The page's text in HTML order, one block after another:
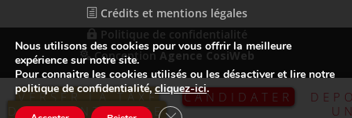
VERSER LA TAXE
D’APPRENTISSAGE
CANDIDATER
Crédits et mentions légales
Politique de confidentialité
Conception Agence CosiWeb
Nous utilisons des cookies pour vous offrir la meilleure
expérience sur notre site.
Pour connaitre les cookies utilisés ou les désactiver et lire notre
politique de confidentialité,cliquez-ici.
Fermer la bannière des cookies